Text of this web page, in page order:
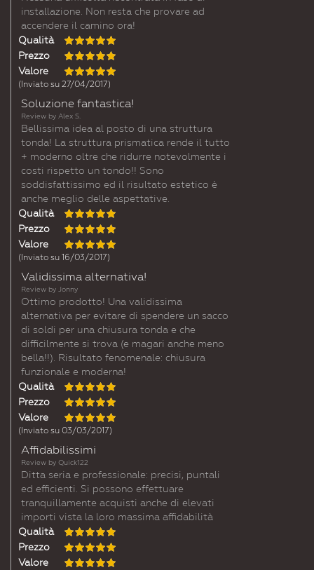
installazione. Non resta che provare ad
accendere il camino ora!
Qualità
Prezzo
Valore
(Inviato su 27/04/2017)
Soluzione fantastica!
Review byAlex S.
Bellissima idea al posto di una struttura
tonda! La struttura prismatica rende il tutto
+ moderno oltre che ridurre notevolmente i
costi rispetto un tondo!! Sono
soddisfattissimo ed il risultato estetico è
anche meglio delle aspettative.
Qualità
Prezzo
Valore
(Inviato su 16/03/2017)
Validissima alternativa!
Review byJonny
Ottimo prodotto! Una validissima
alternativa per evitare di spendere un sacco
di soldi per una chiusura tonda e che
difficilmente si trova (e magari anche meno
bella!!). Risultato fenomenale: chiusura
funzionale e moderna!
Qualità
Prezzo
Valore
(Inviato su 03/03/2017)
Affidabilissimi
Review byQuick122
Ditta seria e professionale: precisi, puntali
ed efficienti. Si possono effettuare
tranquillamente acquisti anche di elevati
importi vista la loro massima affidabilità
Qualità
Prezzo
Valore